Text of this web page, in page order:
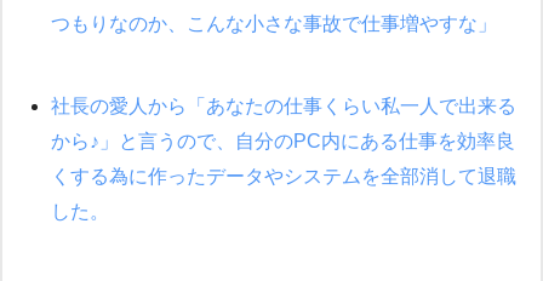
嫁が涙声で『会いたいね』とか言っているのが聞こえた。俺「こ
んな時間に誰と電話してんの？」嫁「ごめんなさい…！（大号
小学生の息子が急に様子がおかしくなった。私「理由を聞いても
『わかんない！』って怒鳴り付けてくるし、困っってる」旦那
「話してみるよ」→ 後日・・・
日航機墜落事故の「ここからは日本語で大丈夫ですよ〜」の絶望
つもりなのか、こんな小さな事故で仕事増やすな」
社長の愛人から「あなたの仕事くらい私一人で出来る
から♪」と言うので、自分のPC内にある仕事を効率良
くする為に作ったデータやシステムを全部消して退職
した。